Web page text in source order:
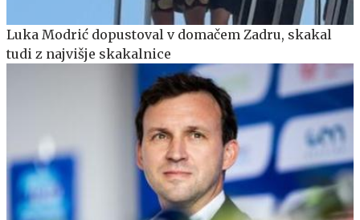
Luka Modrić dopustoval v domačem Zadru, skakal
tudi z najvišje skakalnice